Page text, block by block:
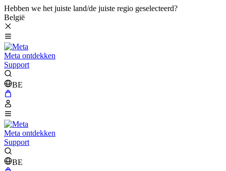
Hebben we het juiste land/de juiste regio geselecteerd?
België
Meta ontdekken
Support
BE
Meta ontdekken
Support
BE